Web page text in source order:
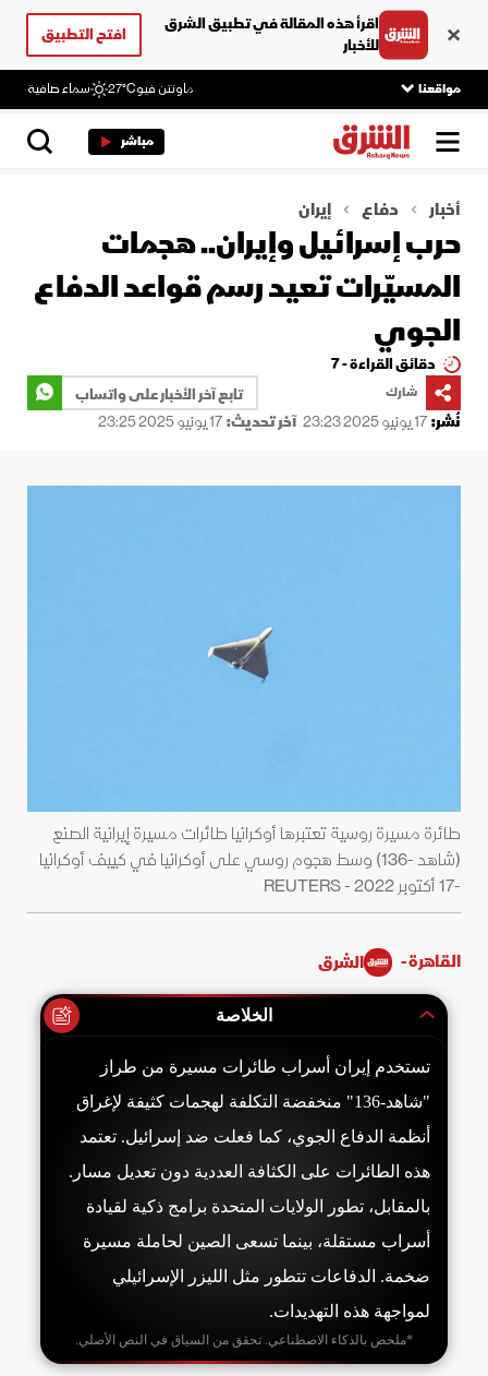
اقرأ هذه المقالة في تطبيق الشرق
للأخبار
افتح التطبيق
مواقعنا ماونتن فيو27°C سماء صافية
مباشر
أخبار دفاع إيران
حرب إسرائيل وإيران.. هجمات
المسيّرات تعيد رسم قواعد الدفاع
الجوي
دقائق القراءة - 7
شارك
تابع آخر الأخبار على واتساب
نُشر:17 يونيو 2025 23:23 آخر تحديث:17 يونيو 2025 23:25
طائرة مسيرة روسية تعتبرها أوكرانيا طائرات مسيرة إيرانية الصنع
(شاهد -136) وسط هجوم روسي على أوكرانيا في كييف أوكرانيا
-17 أكتوبر 2022 - REUTERS
القاهرة - الشرق
الخلاصة
تستخدم إيران أسراب طائرات مسيرة من طراز
"شاهد-136" منخفضة التكلفة لهجمات كثيفة لإغراق
أنظمة الدفاع الجوي، كما فعلت ضد إسرائيل. تعتمد
هذه الطائرات على الكثافة العددية دون تعديل مسار.
بالمقابل، تطور الولايات المتحدة برامج ذكية لقيادة
أسراب مستقلة، بينما تسعى الصين لحاملة مسيرة
ضخمة. الدفاعات تتطور مثل الليزر الإسرائيلي
لمواجهة هذه التهديدات.
*ملخص بالذكاء الاصطناعي. تحقق من السياق في النص الأصلي.